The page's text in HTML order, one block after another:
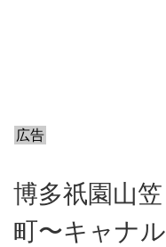
広告
博多祇園山
町〜キャナ